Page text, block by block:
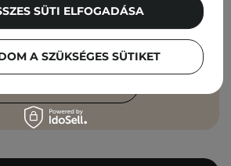
hogy marketingüzeneteket
és hogy adataimat a Cosibella
azAdatvédelmi Irányelveknek
feldolgozza.
A SZÜKSÉGES SÜTIKET
SÜTI ELFOGADÁSA